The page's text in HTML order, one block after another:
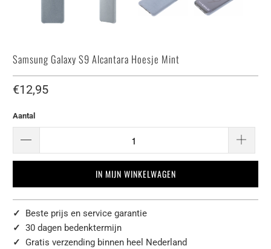
Samsung Galaxy S9 Alcantara Hoesje Mint
€12,95
Aantal
IN MIJN WINKELWAGEN
✓ Beste prijs en service garantie
✓30 dagen bedenktermijn
✓ Gratis verzending binnen heel Nederland